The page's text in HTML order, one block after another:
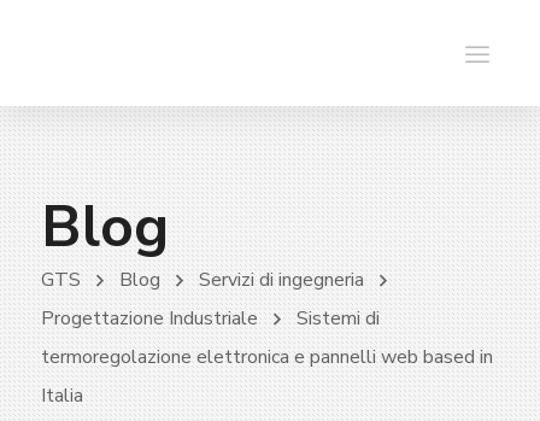
Blog
GTS Blog
Servizi di ingegneria
Progettazione Industriale
Sistemi di
termoregolazione elettronica e pannelli web based in
Italia